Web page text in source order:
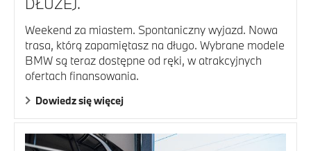
Weekend za miastem. Spontaniczny wyjazd. Nowa
trasa, którą zapamiętasz na długo. Wybrane modele
BMW są teraz dostępne od ręki, w atrakcyjnych
ofertach finansowania.
Dowiedz się więcej